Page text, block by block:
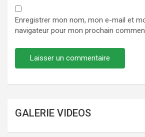
Enregistrer mon nom, mon e-mail et
navigateur pour mon prochain
GALERIE VIDEOS